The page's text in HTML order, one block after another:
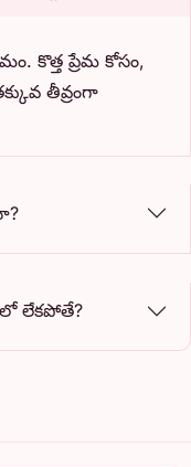
కొత్త ప్రేమ కోసం,
తీవ్రంగా
లేకపోతే?